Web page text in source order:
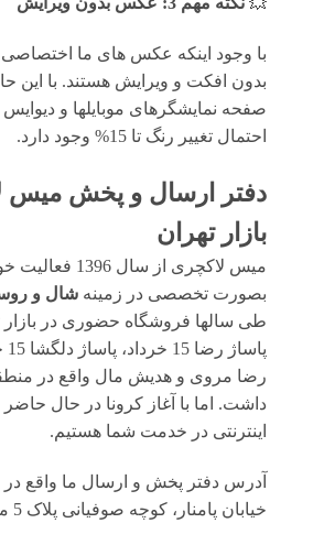
با وجود اینکه عکس های ما
بدون افکت و ویرایش هستند. با این
صفحه نمایشگرهای موبایلها و
احتمال تغییر رنگ تا 15% وجود دارد.
دفتر ارسال و پخش میس
بازار تهران
میس لاکچری از سال
بصورت تخصصی در زمینه شال و
طی سالها فروشگاه حضوری در بازار
رضا مروی و هدیش مال واقع در
داشت. اما با آغاز کرونا در حال
اینترنتی در خدمت شما هستیم.
آدرس دفتر پخش و ارسال ما واقع در
خیابان پامنار، کوچه صوفیانی پلاک 5 می باشد.